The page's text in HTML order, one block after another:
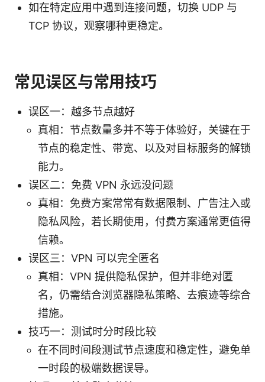
如在特定应用中遇到连接问题，切换 UDP 与
TCP 协议，观察哪种更稳定。
常见误区与常用技巧
误区一：越多节点越好
真相：节点数量多并不等于体验好，关键在于
节点的稳定性、带宽、以及对目标服务的解锁
能力。
误区二：免费 VPN 永远没问题
真相：免费方案常常有数据限制、广告注入或
隐私风险，若长期使用，付费方案通常更值得
信赖。
误区三：VPN 可以完全匿名
真相：VPN 提供隐私保护，但并非绝对匿
名，仍需结合浏览器隐私策略、去痕迹等综合
措施。
技巧一：测试时分时段比较
在不同时间段测试节点速度和稳定性，避免单
一时段的极端数据误导。